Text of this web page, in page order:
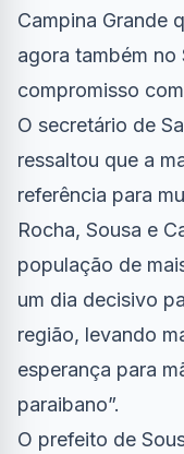
Campina Grande
agora também
compromisso
O secretário de
ressaltou que a
referência para
Rocha, Sousa e
população de
um dia decisivo
região, levando
esperança para
paraibano”.
O prefeito de